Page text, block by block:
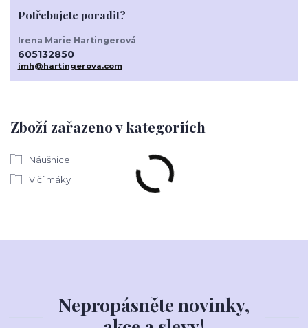
Zboží zařazeno v kategoriích
Náušnice
Vlčí máky
Potřebujete poradit?
Irena Marie Hartingerová
605132850
imh@hartingerova.com
Nepropásněte novinky,